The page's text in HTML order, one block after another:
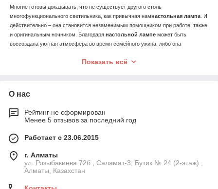
Многие готовы доказывать, что не существует другого столь
многофункционального светильника, как привычная намнастольная лампа . И
действительно – она становится незаменимым помощником при работе, также
и оригинальным ночником. Благодаря настольной лампе может быть
воссоздана уютная атмосфера во время семейного ужина, либо она
, вероятно, могут считаться одним из наиболее
домашнего кабинета или рабочих столов детей. В таких лампах сочетаются
Можно подобрать и современные настольные лампы
освещения журнальных столов, гостиных, спален, создания домашнего уюта.
В этой категории важное значение отводится дизайнерскому решению, форме
плафона, оформлению ножки лампы, цветовой гамме. При помощи
функционального и стильного осветительного прибора в доме может быть
создана удивительная атмосфера спокойствия и гармонии – подобрать
оптимальные лампы можно для любого интерьера.
Показать всё
О нас
Рейтинг не сформирован
Менее 5 отзывов за последний год
Работает с 23.06.2015
г. Алматы
ул. Розыбакиева 72б , Саламат-3, Бутик № 24 (2-этаж) ,
Алматы, Казахстан